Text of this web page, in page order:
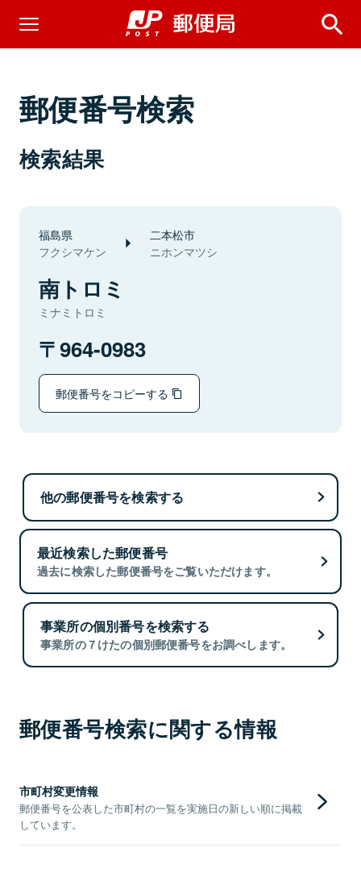
郵便番号検索
検索結果
福島県
フクシマケン
二本松市
ニホンマツシ
南トロミ
ミナミトロミ
964-0983
郵便番号をコピーする
他の郵便番号を検索する
最近検索した郵便番号
過去に検索した郵便番号をご覧いただけます。
事業所の個別番号を検索する
事業所の７けたの個別郵便番号をお調べします。
郵便番号検索に関する情報
市町村変更情報
郵便番号を公表した市町村の一覧を実施日の新しい順に掲載
しています。